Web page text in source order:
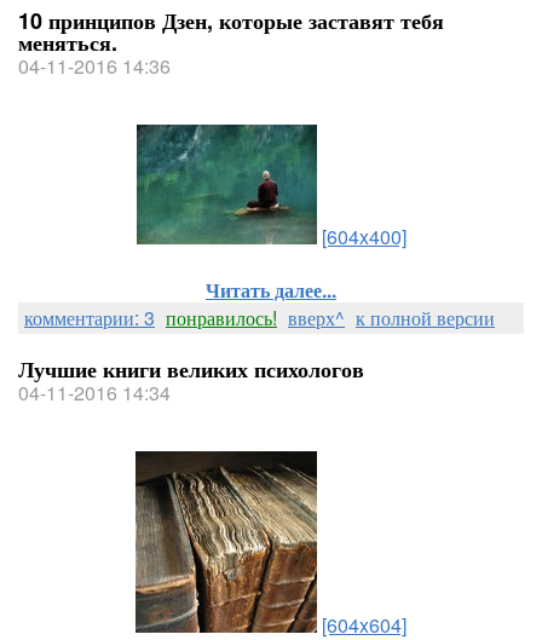
10 принципов Дзен, которые заставят тебя
меняться.
04-11-2016 14:36
[604x400]
Читать далее...
комментарии: 3 понравилось! вверх^ к полной версии
Лучшие книги великих психологов
04-11-2016 14:34
[604x604]